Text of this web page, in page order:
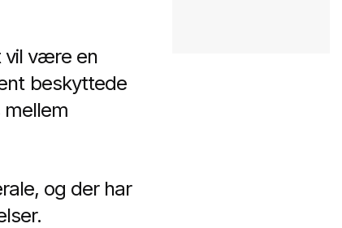
vil være en
beskyttede
og der har